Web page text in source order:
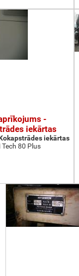
-
iekārtas
iekārtas
Tech 80 Plus